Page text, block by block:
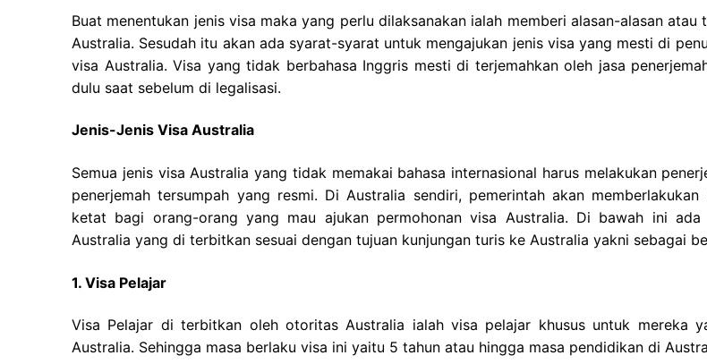
Buat menentukan jenis visa maka yang perlu dilaksanakan ialah memberi alasan-alasan atau
Australia. Sesudah itu akan ada syarat-syarat untuk mengajukan jenis visa yang mesti di
visa Australia. Visa yang tidak berbahasa Inggris mesti di terjemahkan oleh jasa
dulu saat sebelum di legalisasi.
Jenis-Jenis Visa Australia
Semua jenis visa Australia yang tidak memakai bahasa internasional harus melakukan
penerjemah tersumpah yang resmi. Di Australia sendiri, pemerintah akan
ketat bagi orang-orang yang mau ajukan permohonan visa Australia. Di bawah ini ada
Australia yang di terbitkan sesuai dengan tujuan kunjungan turis ke Australia yakni sebagai
1. Visa Pelajar
Visa Pelajar di terbitkan oleh otoritas Australia ialah visa pelajar khusus untuk mereka
Australia. Sehingga masa berlaku visa ini yaitu 5 tahun atau hingga masa pendidikan di